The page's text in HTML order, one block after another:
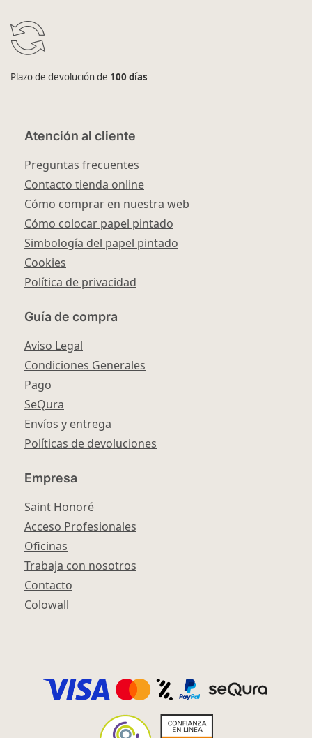
Plazo de devolución de 100 días
Atención al cliente
Preguntas frecuentes
Contacto tienda online
Cómo comprar en nuestra web
Cómo colocar papel pintado
Simbología del papel pintado
Cookies
Política de privacidad
Guía de compra
Aviso Legal
Condiciones Generales
Pago
SeQura
Envíos y entrega
Políticas de devoluciones
Empresa
Saint Honoré
Acceso Profesionales
Oficinas
Trabaja con nosotros
Contacto
Colowall